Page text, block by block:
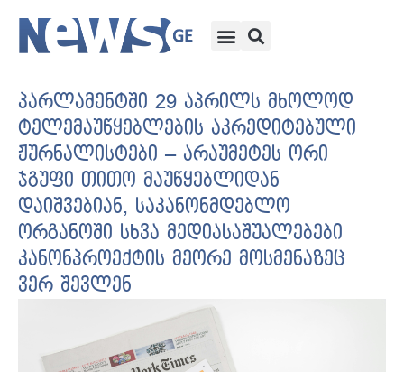
პარლამენტში 29 აპრილს მხოლოდ
ტელემაუწყებლების აკრედიტებული
ჟურნალისტები – არაუმეტეს ორი
ჯგუფი თითო მაუწყებლიდან
დაიშვებიან, საკანონმდებლო
ორგანოში სხვა მედიასაშუალებები
კანონპროექტის მეორე მოსმენაზეც
ვერ შევლენ